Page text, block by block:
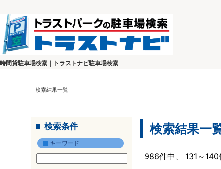
時間貸駐車場検索｜トラストナビ駐車場検索
検索結果一覧
検索条件
キーワード
検索結果一
986件中、 131～